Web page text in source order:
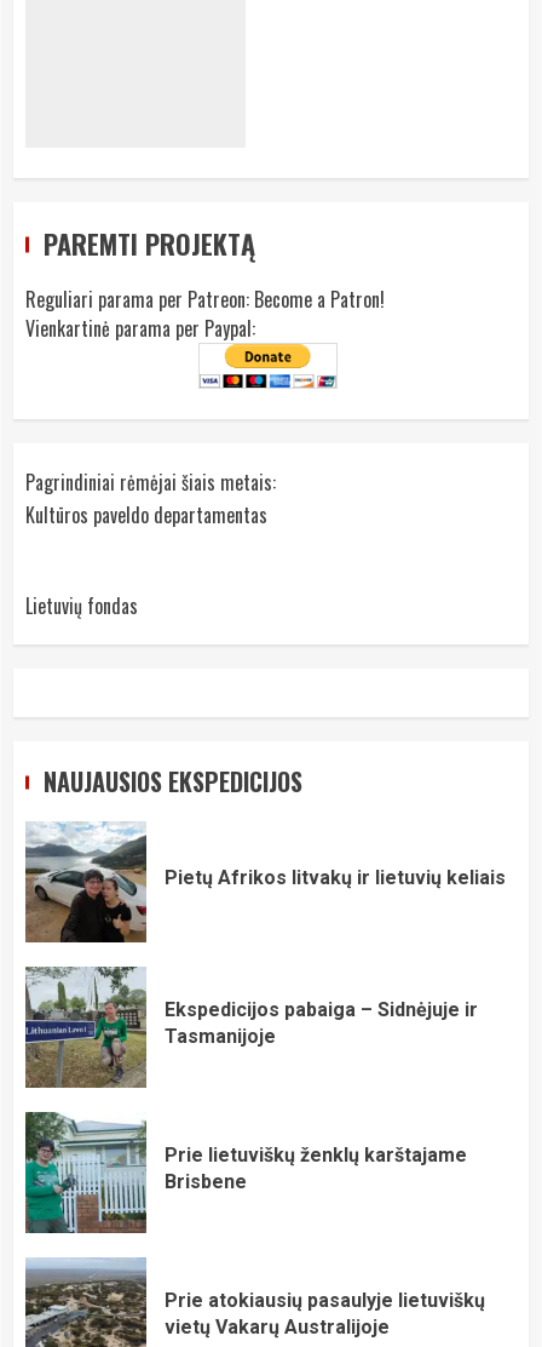
PAREMTI PROJEKTĄ
Reguliari parama per Patreon: Become a Patron!
Vienkartinė parama per Paypal:
Pagrindiniai rėmėjai šiais metais:
Kultūros paveldo departamentas
Lietuvių fondas
NAUJAUSIOS EKSPEDICIJOS
Pietų Afrikos litvakų ir lietuvių keliais
Ekspedicijos pabaiga – Sidnėjuje ir
Tasmanijoje
Prie lietuviškų ženklų karštajame
Brisbene
Prie atokiausių pasaulyje lietuviškų
vietų Vakarų Australijoje